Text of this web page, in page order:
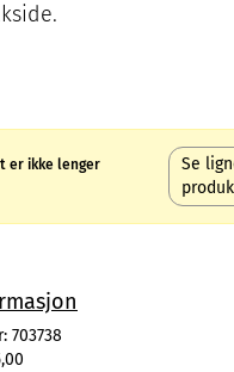
er ikke lenger
Se
703738